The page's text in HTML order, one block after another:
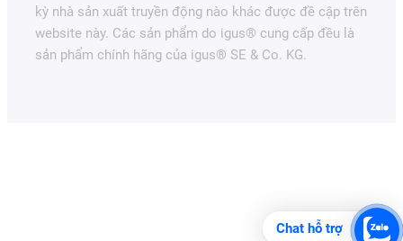
kỳ nhà sản xuất truyền động nào khác được đề cập trên
website này. Các sản phẩm do igus® cung cấp đều là
sản phẩm chính hãng của igus® SE & Co. KG.
Chat hỗ trợ